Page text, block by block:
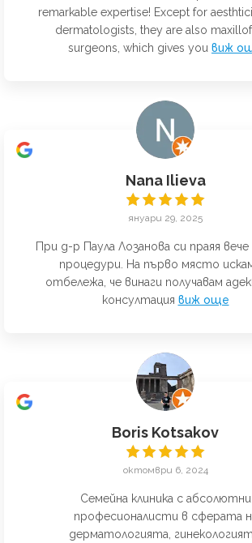
remarkable expertise! Except for
dermatologists, they are also
surgeons, which gives you виж
Nana Ilieva
януари 29, 2025
При д-р Паула Лозанова си праяя вече
процедури. На първо място
отбележа, че винаги получавам
консултация виж още
Boris Kotsakov
октомври 6, 2024
Семейна клиника с абсолютни
професионалисти в сферата
дерматологията,